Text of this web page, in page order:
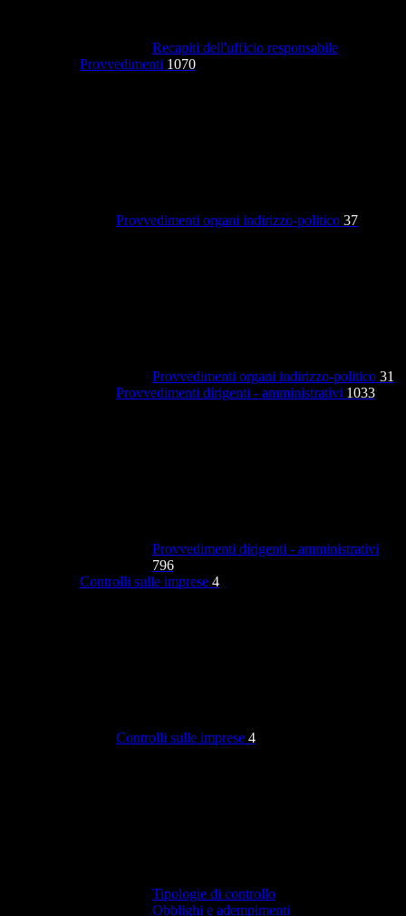
Recapiti dell'ufficio responsabile
Provvedimenti 1070
Provvedimenti organi indirizzo-politico 37
Provvedimenti organi indirizzo-politico 31
Provvedimenti dirigenti - amministrativi 1033
Provvedimenti dirigenti - amministrativi
796
Controlli sulle imprese 4
Controlli sulle imprese 4
Tipologie di controllo
Obblighi e adempimenti